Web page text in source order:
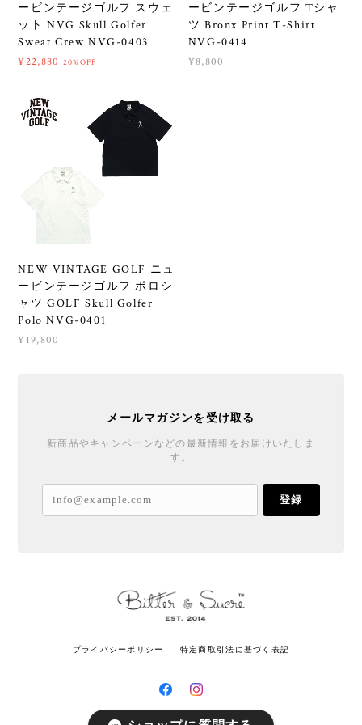
ービンテージゴルフ スウェ
ット NVG Skull Golfer
Sweat Crew NVG-0403
¥22,880 20%OFF
ービンテージゴルフ Tシャ
ツ Bronx Print T-Shirt
NVG-0414
¥8,800
NEW VINTAGE GOLF ニュ
ービンテージゴルフ ポロシ
ャツ GOLF Skull Golfer
Polo NVG-0401
¥19,800
メールマガジンを受け取る
新商品やキャンペーンなどの最新情報をお届けいたしま
す。
登録
プライバシーポリシー 特定商取引法に基づく表記